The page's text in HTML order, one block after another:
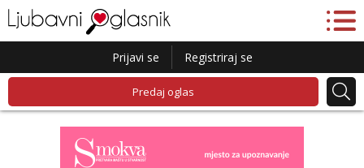
Prijavi se Registriraj se
Predaj oglas